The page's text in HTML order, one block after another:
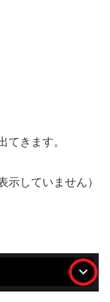
てきます。
示していません）